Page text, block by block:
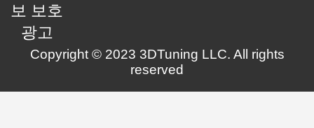
보 보호
광고
Copyright © 2023 3DTuning LLC. All rights
reserved